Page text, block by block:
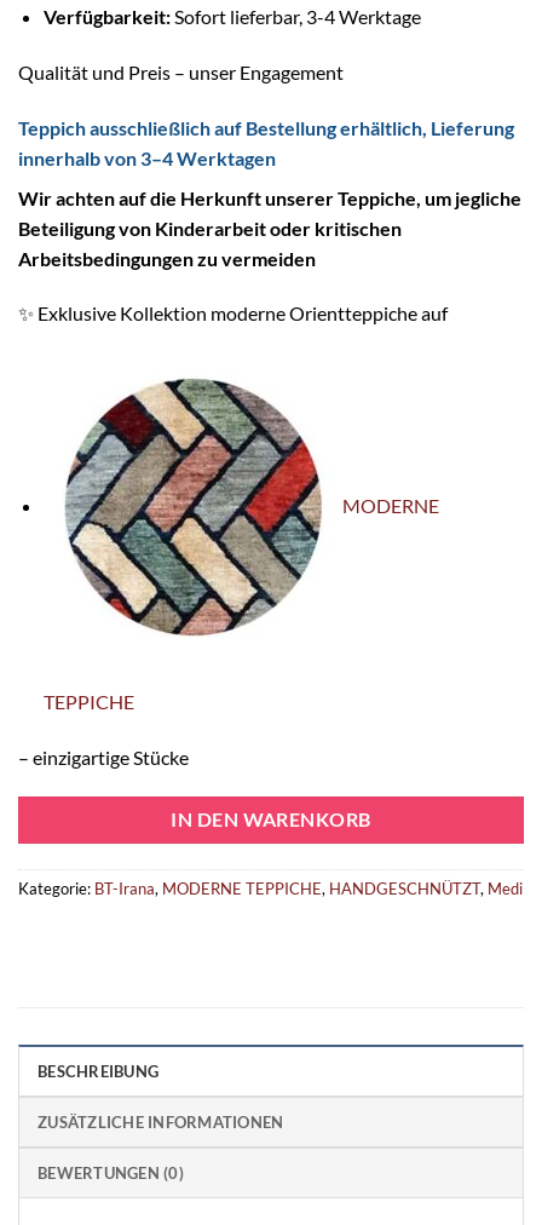
Verfügbarkeit:Sofort lieferbar, 3-4 Werktage
Qualität und Preis – unser Engagement
Teppich ausschließlich auf Bestellung erhältlich, Lieferung
innerhalb von 3–4 Werktagen
Wir achten auf die Herkunft unserer Teppiche, um jegliche
Beteiligung von Kinderarbeit oder kritischen
Arbeitsbedingungen zu vermeiden
✨ Exklusive Kollektion moderne Orientteppiche auf
MODERNE
TEPPICHE
– einzigartige Stücke
IN DEN WARENKORB
Kategorie: BT-Irana, MODERNE TEPPICHE, HANDGESCHNÜTZT, Medi
BESCHREIBUNG
ZUSÄTZLICHE INFORMATIONEN
BEWERTUNGEN (0)